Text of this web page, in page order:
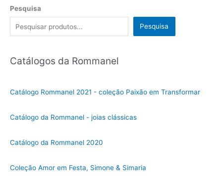
Pesquisa
Pesquisa
Catálogos da Rommanel
Catálogo Rommanel 2021 - coleção Paixão em Transformar
Catálogo da Rommanel - joias clássicas
Catálogo da Rommanel 2020
Coleção Amor em Festa, Simone & Simaria